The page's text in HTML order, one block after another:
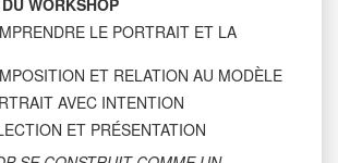
WORKSHOP
LE PORTRAIT ET LA
ET RELATION AU MODÈLE
AVEC INTENTION
ET PRÉSENTATION